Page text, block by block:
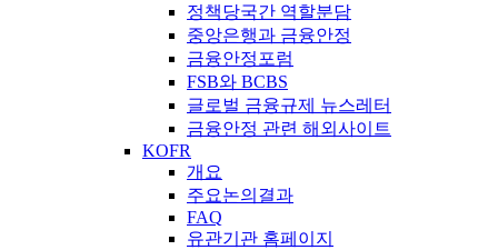
정책당국간 역할분담
중앙은행과 금융안정
금융안정포럼
FSB와 BCBS
글로벌 금융규제 뉴스레터
금융안정 관련 해외사이트
KOFR
개요
주요논의결과
FAQ
유관기관 홈페이지